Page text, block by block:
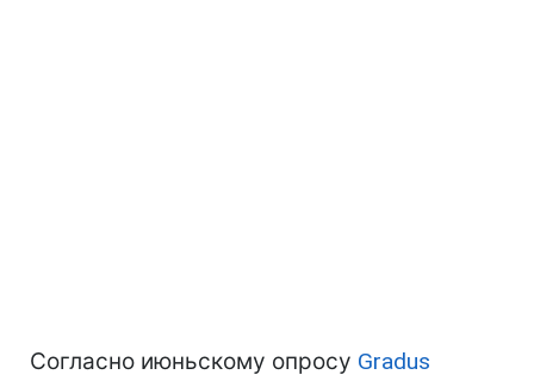
Согласно июньскому опросу Gradus